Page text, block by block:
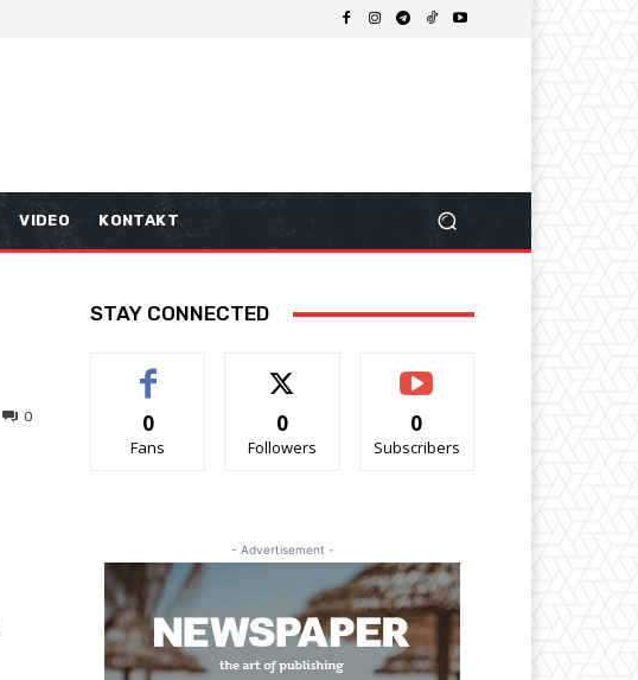
VIDEO KONTAKT
0
STAY CONNECTED
0
Fans
0
Followers
0
Subscribers
- Advertisement -